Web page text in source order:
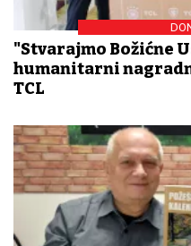
"Stvarajmo Božićne
humanitarni
TCL